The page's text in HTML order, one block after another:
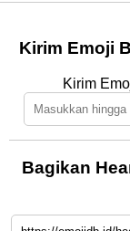
Kirim Emoji
Kirim
Bagikan